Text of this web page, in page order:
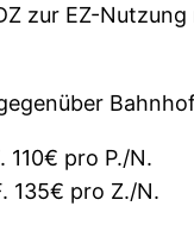
zur EZ-Nutzung
110€ pro P./N.
135€ pro Z./N.